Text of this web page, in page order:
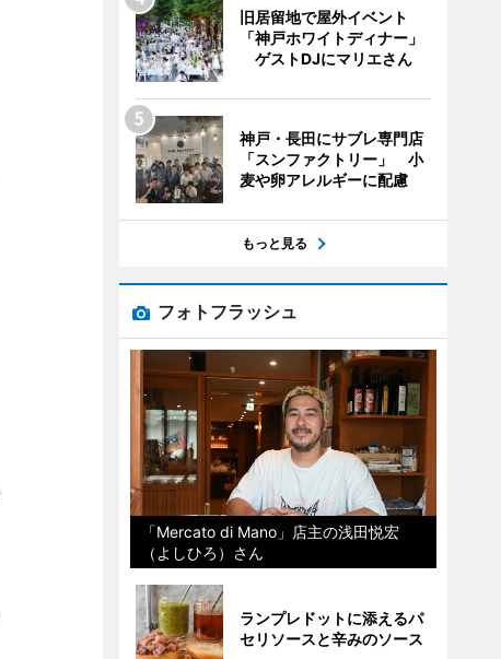
旧居留地で屋外イベント
「神戸ホワイトディナー」
ゲストDJにマリエさん
神戸・長田にサブレ専門店
「スンファクトリー」 小
麦や卵アレルギーに配慮
もっと見る
フォトフラッシュ
「Mercato di Mano」店主の浅田悦宏
（よしひろ）さん
ランプレドットに添えるパ
セリソースと辛みのソース